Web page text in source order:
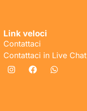
Link veloci
Contattaci
Contattaci in Live Chat